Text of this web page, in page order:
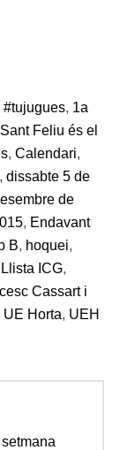
#tujugues, 1a
Feliu és el
, Calendari,
, dissabte 5 de
de
, Endavant
B, hoquei,
ICG,
Cassart i
UE Horta, UEH